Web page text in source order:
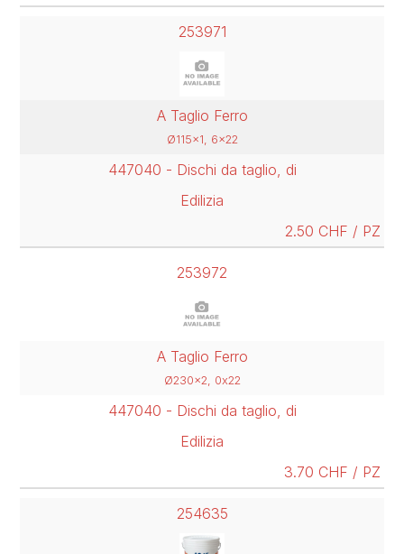
253971
A Taglio Ferro
Ø115x1, 6x22
447040 - Dischi da taglio, di
Edilizia
2.50 CHF / PZ
253972
A Taglio Ferro
Ø230x2, 0x22
447040 - Dischi da taglio, di
Edilizia
3.70 CHF / PZ
254635